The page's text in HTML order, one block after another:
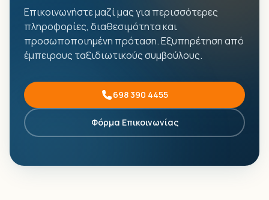
Επικοινωνήστε μαζί μας για περισσότερες
πληροφορίες, διαθεσιμότητα και
προσωποποιημένη πρόταση. Εξυπηρέτηση από
έμπειρους ταξιδιωτικούς συμβούλους.
698 390 4455
Φόρμα Επικοινωνίας